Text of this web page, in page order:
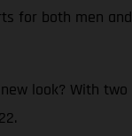
for both men
look? With